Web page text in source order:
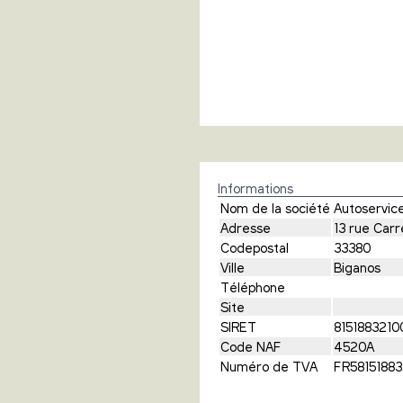
Informations
Nom de la société
Adresse
13 rue
Codepostal
33380
Ville
Biganos
Téléphone
Site
SIRET
Code NAF
4520A
Numéro de TVA